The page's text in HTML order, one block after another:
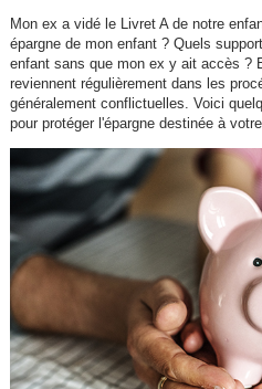
Mon ex a vidé le Livret A de notre
épargne de mon enfant ? Quels
enfant sans que mon ex y ait accès ?
reviennent régulièrement dans les
généralement conflictuelles. Voici
pour protéger l'épargne destinée à